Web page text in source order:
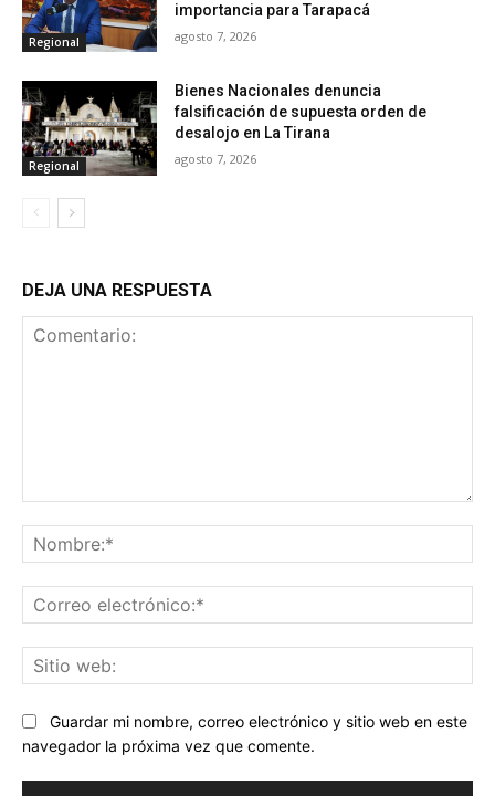
Regional
importancia para Tarapacá
agosto 7, 2026
Regional
Bienes Nacionales denuncia
falsificación de supuesta orden de
desalojo en La Tirana
agosto 7, 2026
DEJA UNA RESPUESTA
Guardar mi nombre, correo electrónico y sitio web en este
navegador la próxima vez que comente.